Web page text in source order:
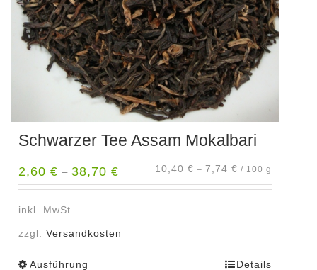
der
Produktseite
gewählt
werden
Schwarzer Tee Assam Mokalbari
2,60 € – 38,70 € 10,40 € – 7,74 € / 100 g
inkl. MwSt.
zzgl. Versandkosten
Ausführung Details